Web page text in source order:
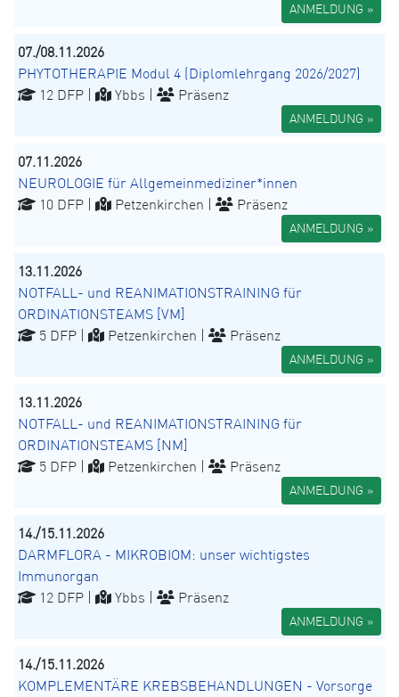
ANMELDUNG »
07./08.11.2026
PHYTOTHERAPIE Modul 4 (Diplomlehrgang 2026/2027)
12 DFP |
Ybbs | Präsenz
ANMELDUNG »
07.11.2026
NEUROLOGIE für Allgemeinmediziner*innen
10 DFP |
Petzenkirchen | Präsenz
ANMELDUNG »
13.11.2026
NOTFALL- und REANIMATIONSTRAINING für
ORDINATIONSTEAMS [VM]
5 DFP |
Petzenkirchen | Präsenz
ANMELDUNG »
13.11.2026
NOTFALL- und REANIMATIONSTRAINING für
ORDINATIONSTEAMS [NM]
5 DFP |
Petzenkirchen | Präsenz
ANMELDUNG »
14./15.11.2026
DARMFLORA - MIKROBIOM: unser wichtigstes
Immunorgan
12 DFP |
Ybbs | Präsenz
ANMELDUNG »
14./15.11.2026
KOMPLEMENTÄRE KREBSBEHANDLUNGEN - Vorsorge